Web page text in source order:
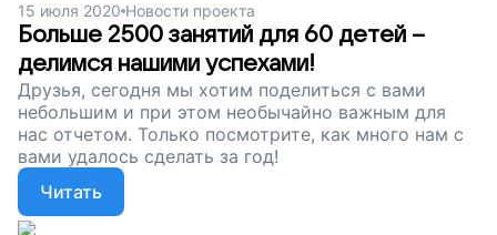
15 июля 2020 Новости проекта
Больше 2500 занятий для 60 детей –
делимся нашими успехами!
Друзья, сегодня мы хотим поделиться с вами
небольшим и при этом необычайно важным для
нас отчетом. Только посмотрите, как много нам с
вами удалось сделать за год!
Читать